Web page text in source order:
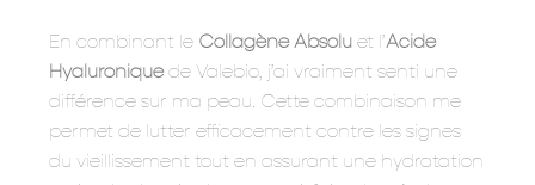
En combinant le Collagène Absolu et l’Acide
Hyaluroniquede Valebio, j’ai vraiment senti une
différence sur ma peau. Cette combinaison me
permet de lutter efficacement contre les signes
du vieillissement tout en assurant une hydratation